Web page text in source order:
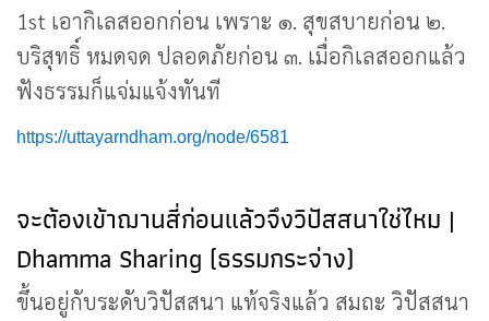
1st เอากิเลสออกก่อน เพราะ ๑. สุขสบายก่อน ๒.
บริสุทธิ์ หมดจด ปลอดภัยก่อน ๓. เมื่อกิเลสออกแล้ว
ฟังธรรมก็แจ่มแจ้งทันที
https://uttayarndham.org/node/6581
จะต้องเข้าฌานสี่ก่อนแล้วจึงวิปัสสนาใช่ไหม |
Dhamma Sharing (ธรรมกระจ่าง)
ขึ้นอยู่กับระดับวิปัสสนา แท้จริงแล้ว สมถะ วิปัสสนา